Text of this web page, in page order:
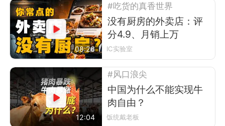
08:26
#吃货的真香世界
没有厨房的外卖店：评
分4.9、月销上万
IC实验室
12:04
#风口浪尖
中国为什么不能实现牛
肉自由？
饭统戴老板